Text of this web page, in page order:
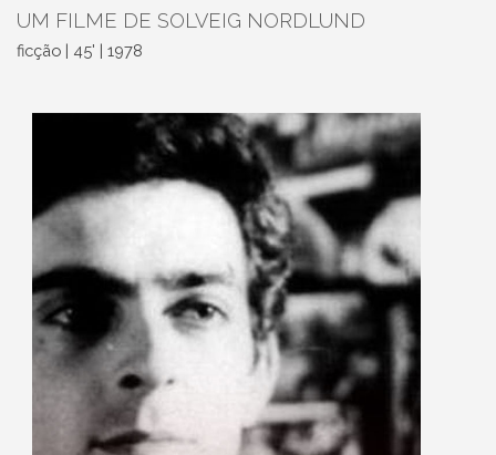
UM FILME DE SOLVEIG NORDLUND
ficção | 45' | 1978